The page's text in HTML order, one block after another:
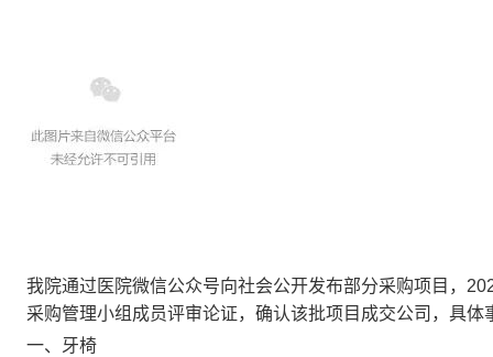
我院通过医院微信公众号向社会公开发布部分采购项目，
采购管理小组 成员评审论证，确认该批项目成交公司，具体
一、
牙椅